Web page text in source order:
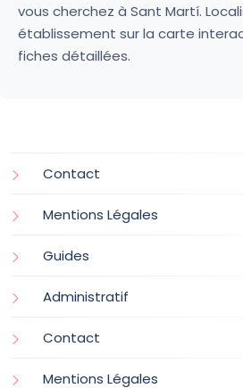
vous cherchez à Sant Martí.
établissement sur la carte
fiches détaillées.
Contact
Mentions Légales
Guides
Administratif
Contact
Mentions Légales